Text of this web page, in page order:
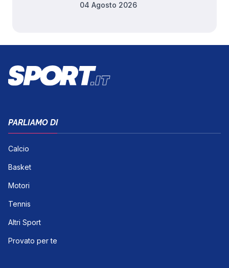
04 Agosto 2026
PARLIAMO DI
Calcio
Basket
Motori
Tennis
Altri Sport
Provato per te